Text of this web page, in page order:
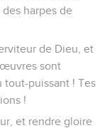
harpes de
de Dieu, et
sont
tout-puissant ! Tes
!
et rendre gloire